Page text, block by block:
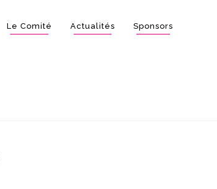
Le Comité Actualités Sponsors